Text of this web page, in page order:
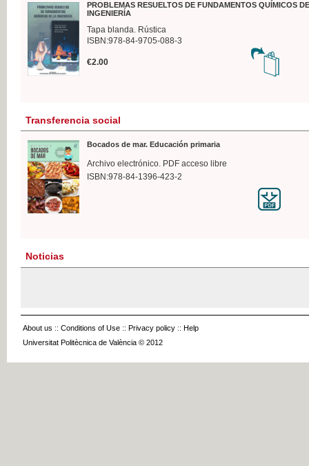
PROBLEMAS RESUELTOS DE FUNDAMENTOS QUÍMICOS
INGENIERÍA
Tapa blanda. Rústica
ISBN:978-84-9705-088-3
€2.00
Transferencia social
Bocados de mar. Educación primaria
Archivo electrónico. PDF acceso libre
ISBN:978-84-1396-423-2
Noticias
About us :: Conditions of Use :: Privacy policy :: Help
Universitat Politècnica de València © 2012